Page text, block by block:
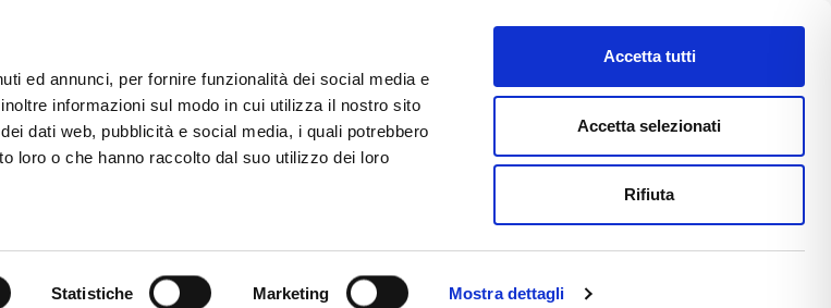
ed annunci, per fornire funzionalità dei social media e
informazioni sul modo in cui utilizza il nostro sito
dati web, pubblicità e social media, i quali potrebbero
loro o che hanno raccolto dal suo utilizzo dei loro
Statistiche Marketing Mostra dettagli
Accetta tutti
Accetta selezionati
Rifiuta
CATALOGO DIGITALE TECALLIANCE E-COMMERCE FAST NEWS